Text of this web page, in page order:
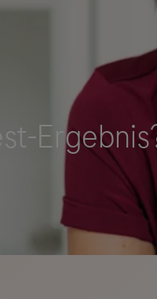
Roche Fachportal
Vigilanz-Training